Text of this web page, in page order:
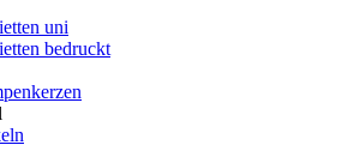
uni
bedruckt